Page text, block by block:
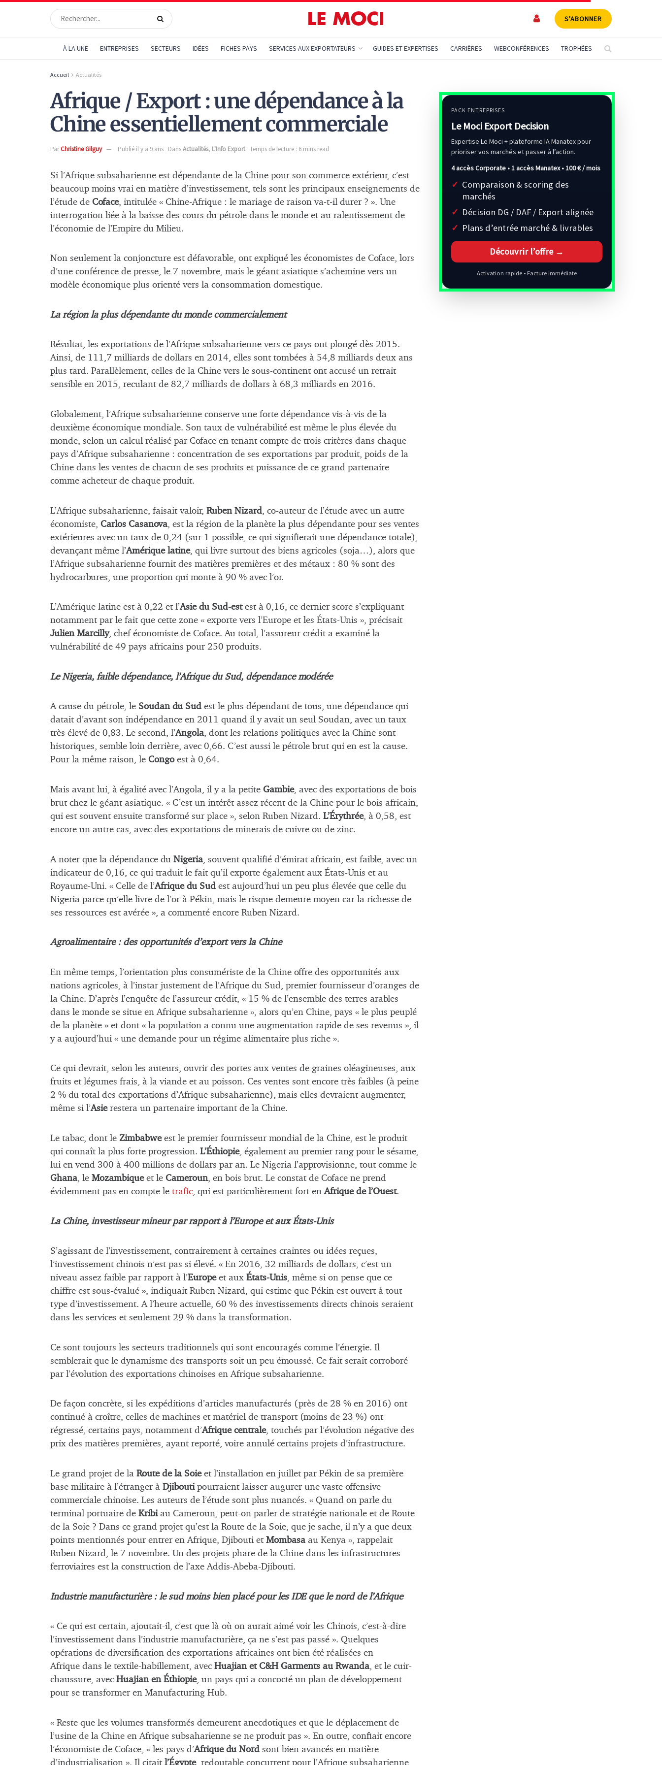
S'ABONNER
À LA UNE ENTREPRISES SECTEURS IDÉES FICHES PAYS SERVICES AUX EXPORTATEURS GUIDES ET EXPERTISES CARRIÈRES WEBCONFÉRENCES TROPHÉES
Accueil Actualités
Afrique / Export : une dépendance à la
Chine essentiellement commerciale
ParChristine Gilguy Publié il y a 9 ans DansActualités, L'Info Export Temps de lecture : 6 mins read
Si l’Afrique subsaharienne est dépendante de la Chine pour son commerce extérieur, c’est
beaucoup moins vrai en matière d’investissement, tels sont les principaux enseignements de
l’étude de Coface, intitulée « Chine-Afrique : le mariage de raison va-t-il durer ? ». Une
interrogation liée à la baisse des cours du pétrole dans le monde et au ralentissement de
l’économie de l’Empire du Milieu.
Non seulement la conjoncture est défavorable, ont expliqué les économistes de Coface, lors
d’une conférence de presse, le 7 novembre, mais le géant asiatique s’achemine vers un
modèle économique plus orienté vers la consommation domestique.
La région la plus dépendante du monde commercialement
Résultat, les exportations de l’Afrique subsaharienne vers ce pays ont plongé dès 2015.
Ainsi, de 111,7 milliards de dollars en 2014, elles sont tombées à 54,8 milliards deux ans
plus tard. Parallèlement, celles de la Chine vers le sous-continent ont accusé un retrait
sensible en 2015, reculant de 82,7 milliards de dollars à 68,3 milliards en 2016.
Globalement, l’Afrique subsaharienne conserve une forte dépendance vis-à-vis de la
deuxième économique mondiale. Son taux de vulnérabilité est même le plus élevée du
monde, selon un calcul réalisé par Coface en tenant compte de trois critères dans chaque
pays d’Afrique subsaharienne : concentration de ses exportations par produit, poids de la
Chine dans les ventes de chacun de ses produits et puissance de ce grand partenaire
comme acheteur de chaque produit.
L’Afrique subsaharienne, faisait valoir, Ruben Nizard , co-auteur de l’étude avec un autre
économiste, Carlos Casanova , est la région de la planète la plus dépendante pour ses ventes
extérieures avec un taux de 0,24 (sur 1 possible, ce qui signifierait une dépendance totale),
devançant même l’Amérique latine, qui livre surtout des biens agricoles (soja…), alors que
l’Afrique subsaharienne fournit des matières premières et des métaux : 80 % sont des
hydrocarbures, une proportion qui monte à 90 % avec l’or.
L’Amérique latine est à 0,22 et l’Asie du Sud-est est à 0,16, ce dernier score s’expliquant
notamment par le fait que cette zone « exporte vers l’Europe et les États-Unis », précisait
Julien Marcilly, chef économiste de Coface. Au total, l’assureur crédit a examiné la
vulnérabilité de 49 pays africains pour 250 produits.
Le Nigeria, faible dépendance, l’Afrique du Sud, dépendance modérée
A cause du pétrole, le Soudan du Sud est le plus dépendant de tous, une dépendance qui
datait d’avant son indépendance en 2011 quand il y avait un seul Soudan, avec un taux
très élevé de 0,83. Le second, l’Angola, dont les relations politiques avec la Chine sont
historiques, semble loin derrière, avec 0,66. C’est aussi le pétrole brut qui en est la cause.
Pour la même raison, le Congoest à 0,64.
Mais avant lui, à égalité avec l’Angola, il y a la petite Gambie, avec des exportations de bois
brut chez le géant asiatique. « C’est un intérêt assez récent de la Chine pour le bois africain,
qui est souvent ensuite transformé sur place », selon Ruben Nizard. L’Érythrée, à 0,58, est
encore un autre cas, avec des exportations de minerais de cuivre ou de zinc.
A noter que la dépendance du Nigeria , souvent qualifié d’émirat africain, est faible, avec un
indicateur de 0,16, ce qui traduit le fait qu’il exporte également aux États-Unis et au
Royaume-Uni. « Celle de l’Afrique du Sud est aujourd’hui un peu plus élevée que celle du
Nigeria parce qu’elle livre de l’or à Pékin, mais le risque demeure moyen car la richesse de
ses ressources est avérée », a commenté encore Ruben Nizard.
Agroalimentaire : des opportunités d’export vers la Chine
En même temps, l’orientation plus consumériste de la Chine offre des opportunités aux
nations agricoles, à l’instar justement de l’Afrique du Sud, premier fournisseur d’oranges de
la Chine. D’après l’enquête de l’assureur crédit, « 15 % de l’ensemble des terres arables
dans le monde se situe en Afrique subsaharienne », alors qu’en Chine, pays « le plus peuplé
de la planète » et dont « la population a connu une augmentation rapide de ses revenus », il
y a aujourd’hui « une demande pour un régime alimentaire plus riche ».
Ce qui devrait, selon les auteurs, ouvrir des portes aux ventes de graines oléagineuses, aux
fruits et légumes frais, à la viande et au poisson. Ces ventes sont encore très faibles (à peine
2 % du total des exportations d’Afrique subsaharienne), mais elles devraient augmenter,
même si l’Asierestera un partenaire important de la Chine.
Le tabac, dont le Zimbabwe est le premier fournisseur mondial de la Chine, est le produit
qui connaît la plus forte progression. L’Éthiopie, également au premier rang pour le sésame,
lui en vend 300 à 400 millions de dollars par an. Le Nigeria l’approvisionne, tout comme le
Ghana, le Mozambiqueet le Cameroun, en bois brut. Le constat de Coface ne prend
évidemment pas en compte le trafic, qui est particulièrement fort enAfrique de l’Ouest.
La Chine, investisseur mineur par rapport à l’Europe et aux États-Unis
S’agissant de l’investissement, contrairement à certaines craintes ou idées reçues,
l’investissement chinois n’est pas si élevé. « En 2016, 32 milliards de dollars, c’est un
niveau assez faible par rapport à l’Europe et aux États-Unis, même si on pense que ce
chiffre est sous-évalué », indiquait Ruben Nizard, qui estime que Pékin est ouvert à tout
type d’investissement. A l’heure actuelle, 60 % des investissements directs chinois seraient
dans les services et seulement 29 % dans la transformation.
Ce sont toujours les secteurs traditionnels qui sont encouragés comme l’énergie. Il
semblerait que le dynamisme des transports soit un peu émoussé. Ce fait serait corroboré
par l’évolution des exportations chinoises en Afrique subsaharienne.
De façon concrète, si les expéditions d’articles manufacturés (près de 28 % en 2016) ont
continué à croître, celles de machines et matériel de transport (moins de 23 %) ont
régressé, certains pays, notamment d’Afrique centrale, touchés par l’évolution négative des
prix des matières premières, ayant reporté, voire annulé certains projets d’infrastructure.
Le grand projet de la Route de la Soieet l’installation en juillet par Pékin de sa première
base militaire à l’étranger à Djibouti pourraient laisser augurer une vaste offensive
commerciale chinoise. Les auteurs de l’étude sont plus nuancés. « Quand on parle du
terminal portuaire de Kribi au Cameroun, peut-on parler de stratégie nationale et de Route
de la Soie ? Dans ce grand projet qu’est la Route de la Soie, que je sache, il n’y a que deux
points mentionnés pour entrer en Afrique, Djibouti et Mombasa au Kenya », rappelait
Ruben Nizard, le 7 novembre. Un des projets phare de la Chine dans les infrastructures
ferroviaires est la construction de l’axe Addis-Abeba-Djibouti.
Industrie manufacturière : le sud moins bien placé pour les IDE que le nord de l’Afrique
« Ce qui est certain, ajoutait-il, c’est que là où on aurait aimé voir les Chinois, c’est-à-dire
l’investissement dans l’industrie manufacturière, ça ne s’est pas passé ». Quelques
opérations de diversification des exportations africaines ont bien été réalisées en
Afrique dans le textile-habillement, avec Huajian et C&H Garments au Rwanda, et le cuir-
chaussure, avec Huajian en Éthiopie, un pays qui a concocté un plan de développement
pour se transformer en Manufacturing Hub.
« Reste que les volumes transformés demeurent anecdotiques et que le déplacement de
l’usine de la Chine en Afrique subsaharienne se ne produit pas ». En outre, confiait encore
l’économiste de Coface, « les pays d’Afrique du Nord sont bien avancés en matière
d’industrialisation ». Il citait l’Égypte, redoutable concurrent pour l’Afrique subsaharienne,
PACK ENTREPRISES
Le Moci Export Decision
Expertise Le Moci + plateforme IA Manatex pour
prioriser vos marchés et passer à l’action.
4 accès Corporate • 1 accès Manatex •100 € / mois
Comparaison & scoring des
marchés
Décision DG / DAF / Export alignée
Plans d’entrée marché & livrables
Découvrir l’offre →
Activation rapide • Facture immédiate